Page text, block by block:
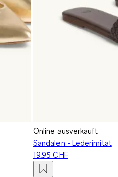
Online ausverkauft
Sandalen - Lederimitat
19.95 CHF